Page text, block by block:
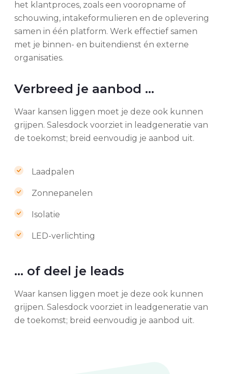
het klantproces, zoals een vooropname of
schouwing, intakeformulieren en de oplevering
samen in één platform. Werk effectief samen
met je binnen- en buitendienst én externe
organisaties.
Verbreed je aanbod ...
Waar kansen liggen moet je deze ook kunnen
grijpen. Salesdock voorziet in leadgeneratie van
de toekomst; breid eenvoudig je aanbod uit.
Laadpalen
Zonnepanelen
Isolatie
LED-verlichting
... of deel je leads
Waar kansen liggen moet je deze ook kunnen
grijpen. Salesdock voorziet in leadgeneratie van
de toekomst; breid eenvoudig je aanbod uit.